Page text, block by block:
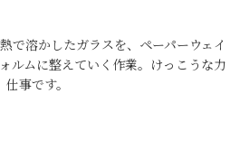
で溶かしたガラスを、ペーパーウェイ
ルムに整えていく作業。けっこうな力
仕事です。